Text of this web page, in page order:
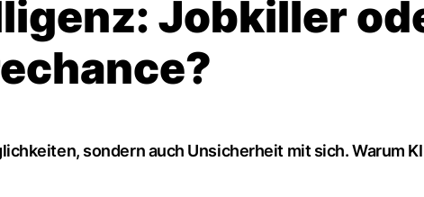
Jobkiller
sondern auch Unsicherheit mit sich. Warum